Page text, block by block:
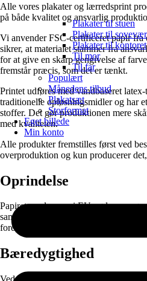
Plakater til stuen
Plakater til
Plakater til kontoret
Til mor
Til far
Populært
Månedens tilbud
Plakatsæt
Storformat
Eget billede
Min konto
Alle vores plakater og lærredsprint
på både kvalitet og ansvarlig
Vi anvender FSC-certificeret papir
sikrer, at materialet stammer fra
for at give en skarp gengivelse af
fremstår præcis, som det er tænkt.
Printet udføres med vandbaseret
traditionelle opløsningsmidler og har
stoffer. Det gør produktionen mere
med kvaliteten.
Alle produkter fremstilles først ved
overproduktion og kun producerer
Oprindelse
Papiret produceres i EU og leveres
samarbejdspartnere. Selve printet,
foregår i Danmark.
Bæredygtighed